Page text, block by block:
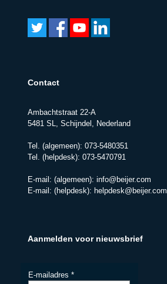
Contact
Ambachtstraat 22-A
5481 SL, Schijndel, Nederland
Tel. (algemeen): 073-5480351
Tel. (helpdesk): 073-5470791
E-mail: (algemeen): info@beijer.com
E-mail: (helpdesk): helpdesk@beijer.com
Aanmelden voor nieuwsbrief